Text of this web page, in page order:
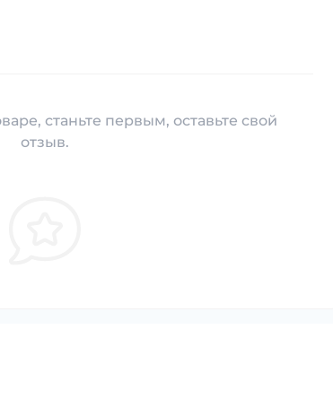
станьте первым, оставьте свой
отзыв.